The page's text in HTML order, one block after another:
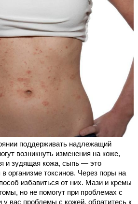
поддерживать надлежащий
возникнуть изменения на коже,
и зудящая кожа, сыпь — это
в организме токсинов. Через поры на
избавиться от них. Мази и кремы
но не помогут при проблемах с
у вас проблемы с кожей, обратитесь к